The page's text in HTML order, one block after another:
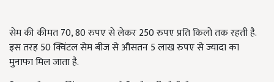
सेम की कीमत 70, 80 रुपए से लेकर 250 रुपए प्रति किलो तक रहती है.
इस तरह 50 क्विंटल सेम बीज से औसतन 5 लाख रुपए से ज्यादा का
मुनाफा मिल जाता है.